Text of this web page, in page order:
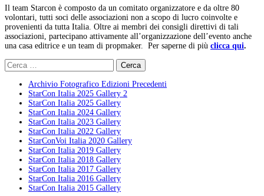
Il team Starcon è composto da un comitato organizzatore e da oltre 80
volontari, tutti soci delle associazioni non a scopo di lucro coinvolte e
provenienti da tutta Italia. Oltre ai membri dei consigli direttivi di tali
associazioni, partecipano attivamente all’organizzazione dell’evento anche
una casa editrice e un team di propmaker. Per saperne di più clicca qui.
Ricerca
per:
Archivio Fotografico Edizioni Precedenti
StarCon Italia 2025 Gallery 2
StarCon Italia 2025 Gallery
StarCon Italia 2024 Gallery
StarCon Italia 2023 Gallery
StarCon Italia 2022 Gallery
StarConVoi Italia 2020 Gallery
StarCon Italia 2019 Gallery
StarCon Italia 2018 Gallery
StarCon Italia 2017 Gallery
StarCon Italia 2016 Gallery
StarCon Italia 2015 Gallery